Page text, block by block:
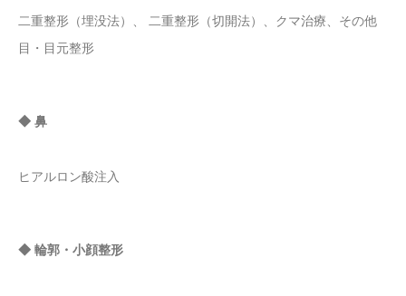
二重整形（埋没法）、 二重整形（切開法）、クマ治療、その他
目・目元整形
◆ 鼻
ヒアルロン酸注入
◆ 輪郭・小顔整形